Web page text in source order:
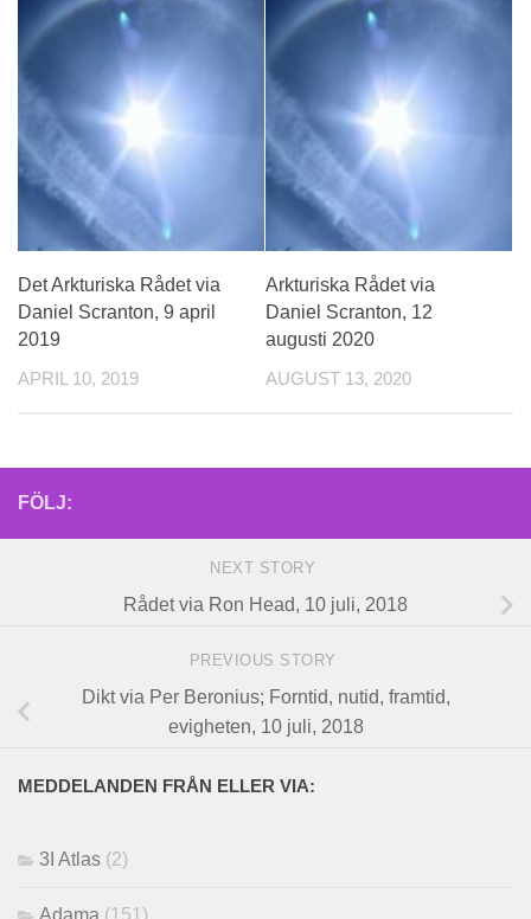
Det Arkturiska Rådet via
Daniel Scranton, 9 april
2019
APRIL 10, 2019
Arkturiska Rådet via
Daniel Scranton, 12
augusti 2020
AUGUST 13, 2020
FÖLJ:
NEXT STORY
Rådet via Ron Head, 10 juli, 2018
PREVIOUS STORY
Dikt via Per Beronius; Forntid, nutid, framtid,
evigheten, 10 juli, 2018
MEDDELANDEN FRÅN ELLER VIA:
3I Atlas (2)
Adama (151)